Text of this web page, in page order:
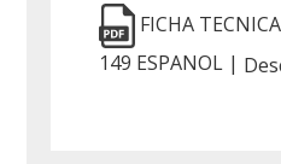
FICHA
149 ESPANOL |